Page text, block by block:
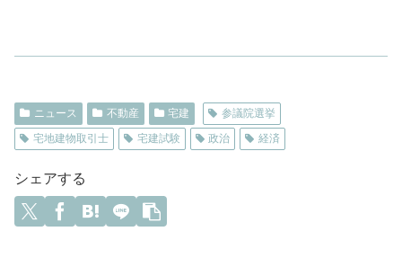
ニュース 不動産 宅建
参議院選挙
宅地建物取引士
宅建試験 政治 経済
シェアする